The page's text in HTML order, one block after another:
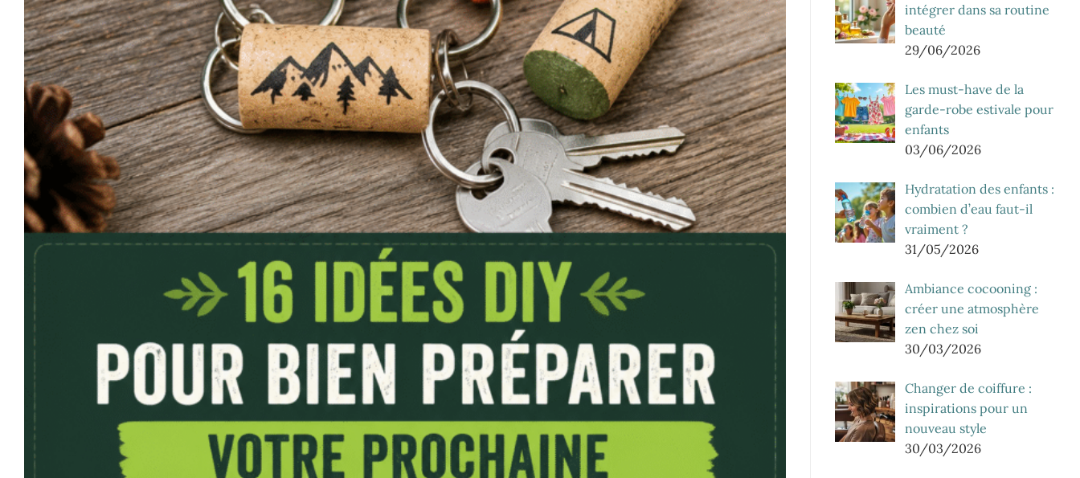
intégrer dans sa routine
beauté
29/06/2026
Les must-have de la
garde-robe estivale pour
enfants
03/06/2026
Hydratation des enfants :
combien d’eau faut-il
vraiment ?
31/05/2026
Ambiance cocooning :
créer une atmosphère
zen chez soi
30/03/2026
Changer de coiffure :
inspirations pour un
nouveau style
30/03/2026